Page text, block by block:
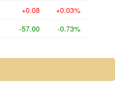
+0.08 +0.03%
-57.00 -0.73%